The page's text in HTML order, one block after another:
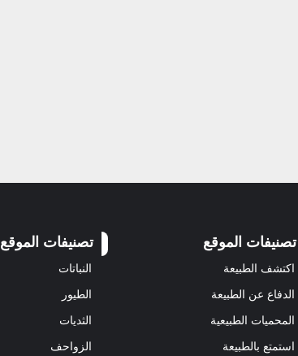
تصنيفات الموقع
اكتشف الطبيعة
الدفاع عن الطبيعة
المحميات الطبيعية
استمتع بالطبيعة
تصنيفات الموقع
النباتات
الطيور
الثديات
الزواحف